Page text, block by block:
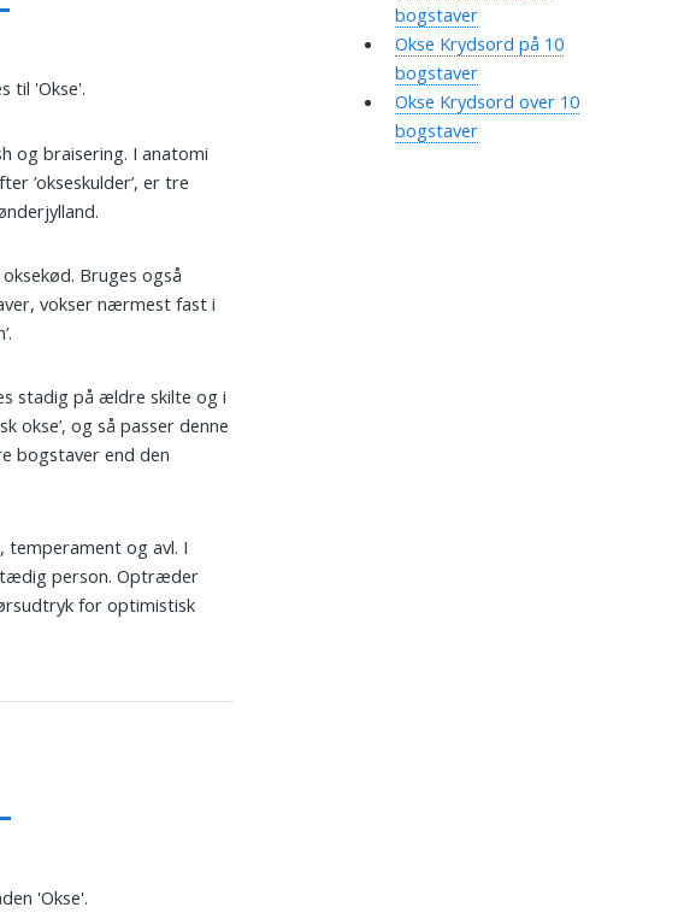
til 'Okse'.
og braisering. I anatomi
’okseskulder’, er tre
Bruges også
vokser nærmest fast i
stadig på ældre skilte og i
okse’, og så passer denne
bogstaver end den
temperament og avl. I
person. Optræder
for optimistisk
'Okse'.
bogstaver
Okse Krydsord på 10
bogstaver
Okse Krydsord over 10
bogstaver